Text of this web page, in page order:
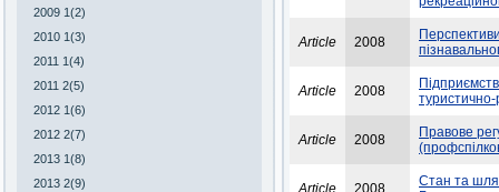
2009 1(2)
2010 1(3)
2011 1(4)
2011 2(5)
2012 1(6)
2012 2(7)
2013 1(8)
2013 2(9)
Article 2008
Article 2008
туристично-
Article 2008
Правове
Article 2008
Стан та